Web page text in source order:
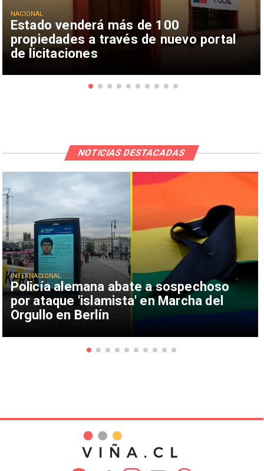
Estado venderá más de 100
propiedades a través de nuevo portal
de licitaciones
NACIONAL
Policía alemana abate a sospechoso
por ataque 'islamista' en Marcha del
Orgullo en Berlín
INTERNACIONAL
NOTICIAS DESTACADAS